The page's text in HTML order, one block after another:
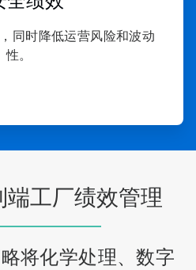
同时降低运营风险和波动
性。
工厂绩效管理
将化学处理、数字